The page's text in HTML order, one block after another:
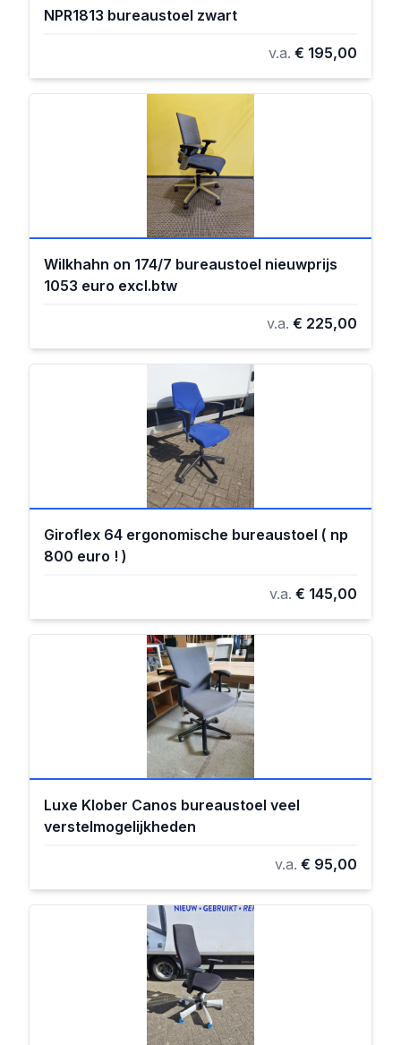
NPR1813 bureaustoel zwart
v.a. € 195,00
Wilkhahn on 174/7 bureaustoel nieuwprijs
1053 euro excl.btw
v.a. € 225,00
Giroflex 64 ergonomische bureaustoel ( np
800 euro ! )
v.a. € 145,00
Luxe Klober Canos bureaustoel veel
verstelmogelijkheden
v.a. € 95,00